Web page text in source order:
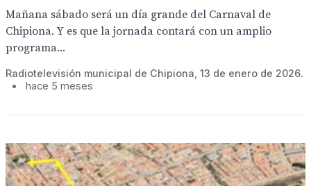
Mañana sábado será un día grande del Carnaval de
Chipiona. Y es que la jornada contará con un amplio
programa...
Radiotelevisión municipal de Chipiona, 13 de enero de 2026.
•
hace 5 meses